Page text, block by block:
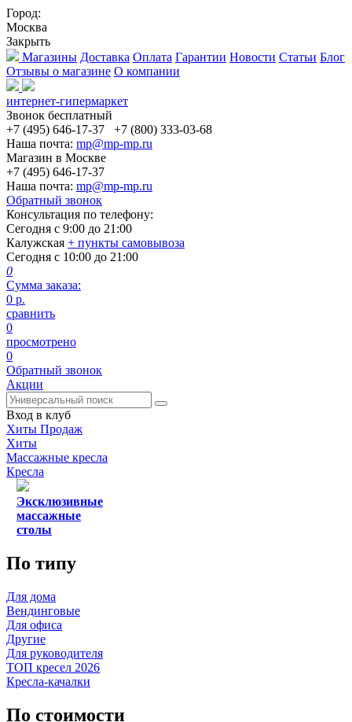
Город:
Москва
Закрыть
Магазины Доставка Оплата Гарантии Новости Статьи Блог
Отзывы о магазине О компании
интернет-гипермаркет
Звонок бесплатный
+7 (495) 646-17-37
+7 (800) 333-03-68
Наша почта: mp@mp-mp.ru
Магазин в Москве
+7 (495) 646-17-37
Наша почта: mp@mp-mp.ru
Обратный звонок
Консультация по телефону:
Сегодня с 9:00 до 21:00
Калужская + пункты самовывоза
Сегодня с 10:00 до 21:00
0
Сумма заказа:
0 р.
сравнить
0
просмотрено
0
Обратный звонок
Акции
Вход в клуб
Хиты Продаж
Хиты
Массажные кресла
Кресла
Эксклюзивные
массажные
столы
По типу
Для дома
Вендинговые
Для офиса
Другие
Для руководителя
ТОП кресел 2026
Кресла-качалки
По стоимости